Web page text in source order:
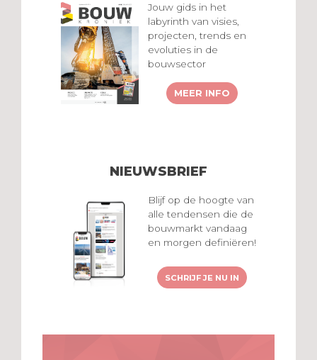
Jouw gids in het
labyrinth van visies,
projecten, trends en
evoluties in de
bouwsector
MEER INFO
NIEUWSBRIEF
Blijf op de hoogte van
alle tendensen die de
bouwmarkt vandaag
en morgen definiëren!
SCHRIJF JE NU IN